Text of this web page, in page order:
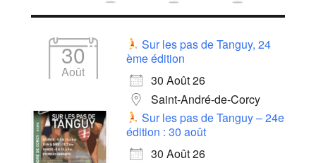
30
Août
Sur les pas de Tanguy, 24
ème édition
30 Août 26
Saint-André-de-Corcy
Sur les pas de Tanguy – 24e
édition : 30 août
30 Août 26